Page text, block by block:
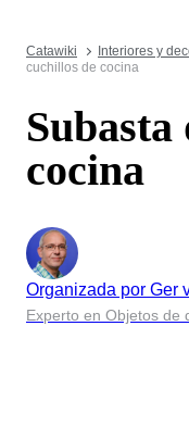
Catawiki Interiores y
cuchillos de cocina
Subasta
cocina
Organizada por Ger
Experto en Objetos de